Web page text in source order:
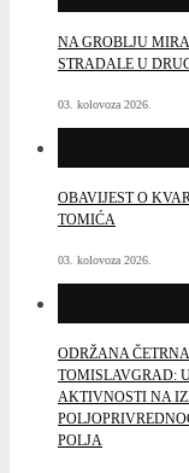
NA GROBLJU
STRADALE U
03. kolovoza 2026.
OBAVIJEST O
TOMIĆA
03. kolovoza 2026.
ODRŽANA
TOMISLAVGRAD:
AKTIVNOSTI NA
POLJA